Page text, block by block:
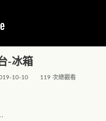
-冰箱
10-10 119 次總觀看